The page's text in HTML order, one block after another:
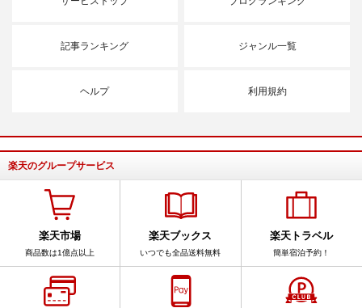
記事ランキング ジャンル一覧
ヘルプ 利用規約
楽天のグループサービス
楽天市場
商品数は1億点以上
楽天ブックス
いつでも全品送料無料
楽天トラベル
簡単宿泊予約！